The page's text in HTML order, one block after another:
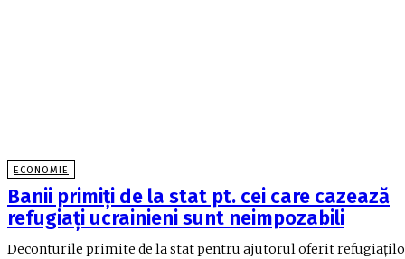
ECONOMIE
Banii primiți de la stat pt. cei care cazează
refugiați ucrainieni sunt neimpozabili
Deconturile primite de la stat pentru ajutorul oferit